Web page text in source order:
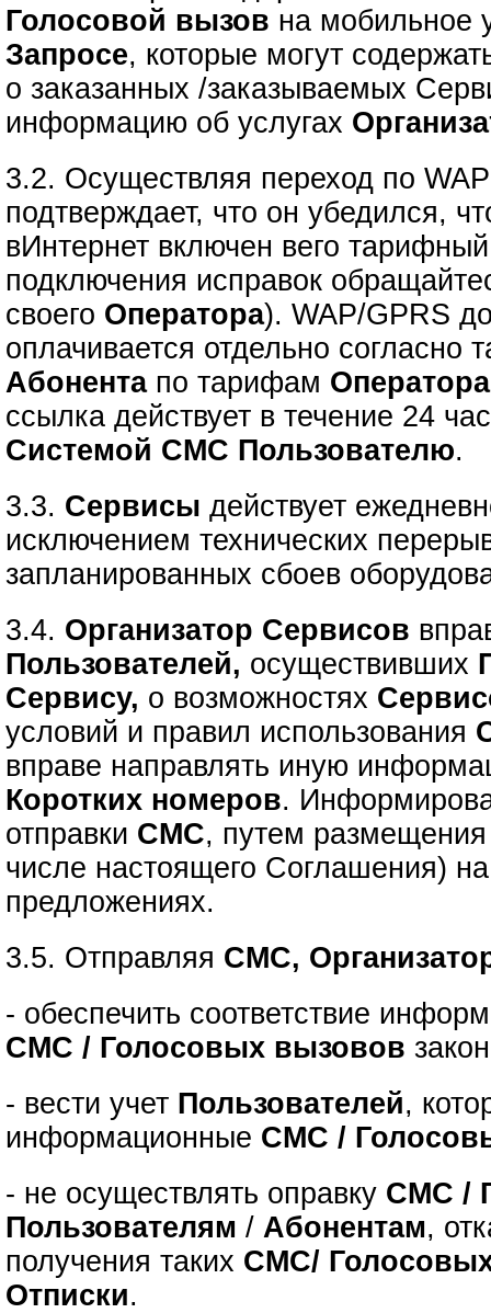
Голосовой вызов на мобильное
Запросе, которые могут
о заказанных /заказываемых
информацию об услугах
3.2. Осуществляя переход по
подтверждает, что он убедился,
вИнтернет включен вего
подключения исправок
своего Оператора). WAP/GPRS
оплачивается отдельно согласно
Абонентапо тарифам Оператора
ссылка действует в течение 24
Системой СМС Пользователю.
3.3. Сервисы действует
исключением технических
запланированных сбоев
3.4. Организатор Сервисов
Пользователей, осуществивших
Сервису, о возможностях
условий и правил использования
вправе направлять иную
Коротких номеров.
отправки СМС, путем
числе настоящего Соглашения)
предложениях.
3.5. Отправляя СМС,
- обеспечить соответствие
СМС / Голосовых вызовов
- вести учет Пользователей,
информационные СМС /
- не осуществлять оправку СМС /
Пользователям /Абонентам,
получения таких СМС/
Отписки.